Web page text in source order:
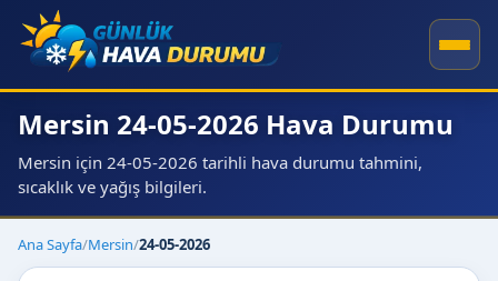
Mersin 24-05-2026 Hava Durumu
Mersin için 24-05-2026 tarihli hava durumu tahmini,
sıcaklık ve yağış bilgileri.
Ana Sayfa/Mersin/24-05-2026